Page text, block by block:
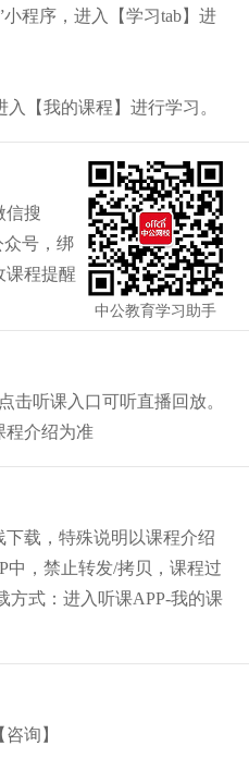
程序，进入【学习tab】进
入【我的课程】进行学习。
中公教育学习助手
信搜
众号，绑
课程提醒
击听课入口可听直播回放。
程介绍为准
载，特殊说明以课程介绍
中，禁止转发/拷贝，课程过
方式：进入听课APP-我的课
询】